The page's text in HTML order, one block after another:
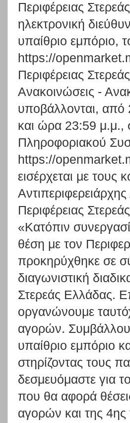
Περιφέρειας
ηλεκτρονική
υπαίθριο εμπόριο,
https://
Περιφέρειας
Ανακοινώσεις -
υποβάλλονται,
και ώρα 23:59 μ.μ.,
Πληροφοριακού
https://
εισέρχεται με
Περιφέρειας
«Κατόπιν
θέση με τον
προκηρύχθηκε σε
διαγωνιστική
Στερεάς Ελλάδας.
οργανώνουμε
αγορών.
υπαίθριο εμπόριο
στηρίζοντας τους
δεσμευόμαστε για
που θα αφορά
αγορών και της 4ης